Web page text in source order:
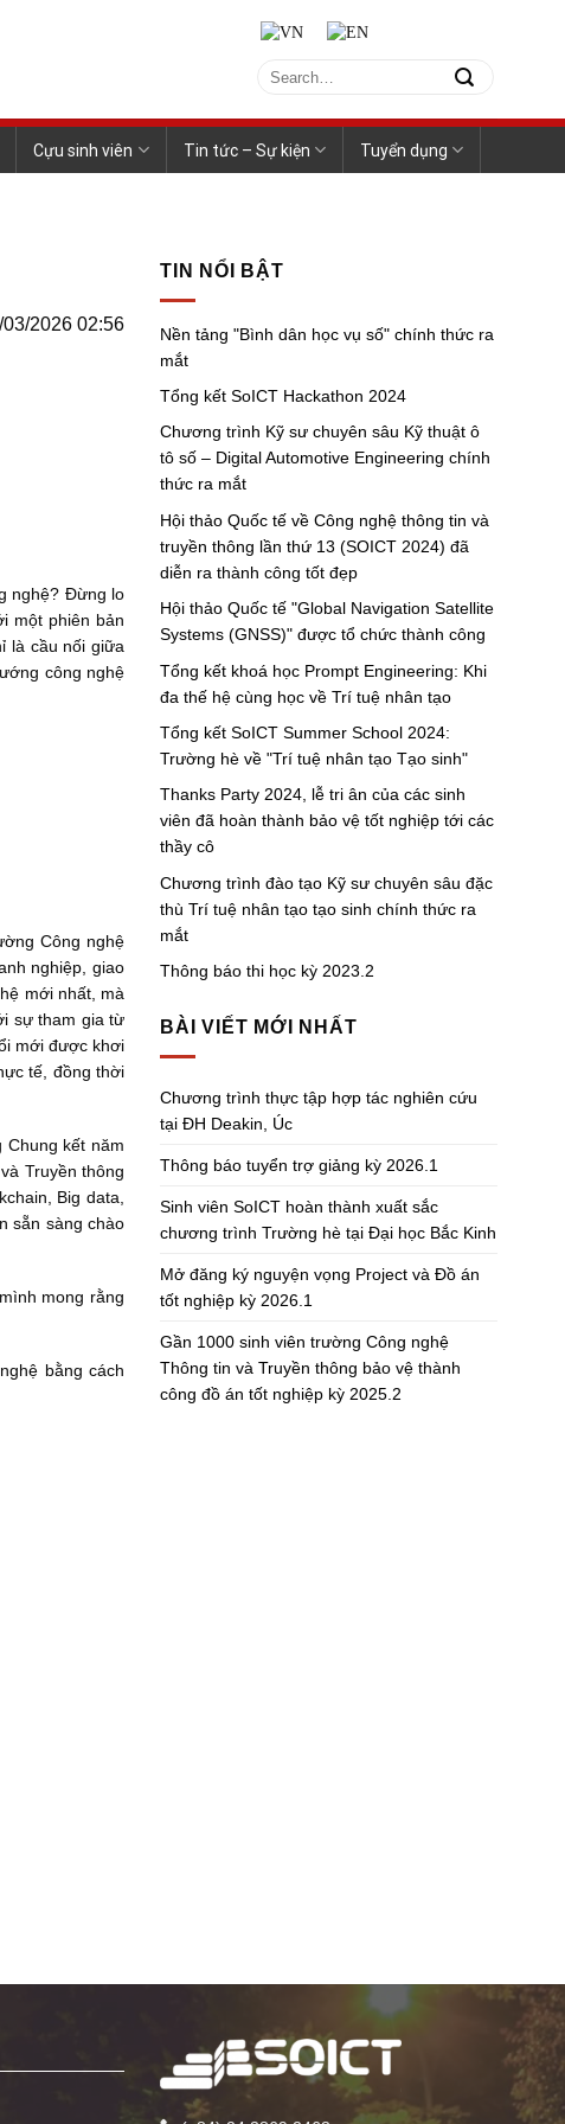
Cựu sinh viên Tin tức – Sự kiện Tuyển dụng
2026 02:56
nghệ? Đừng lo
một phiên bản
là cầu nối giữa
công nghệ
Công nghệ
nghiệp, giao
mới nhất, mà
sự tham gia từ
mới được khơi
tế, đồng thời
kết năm
Truyền thông
Big data,
sẵn sàng chào
mong rằng
bằng cách
TIN NỔI BẬT
Nền tảng "Bình dân học vụ số" chính thức ra
mắt
Tổng kết SoICT Hackathon 2024
Chương trình Kỹ sư chuyên sâu Kỹ thuật ô
tô số – Digital Automotive Engineering chính
thức ra mắt
Hội thảo Quốc tế về Công nghệ thông tin và
truyền thông lần thứ 13 (SOICT 2024) đã
diễn ra thành công tốt đẹp
Hội thảo Quốc tế "Global Navigation Satellite
Systems (GNSS)" được tổ chức thành công
Tổng kết khoá học Prompt Engineering: Khi
đa thế hệ cùng học về Trí tuệ nhân tạo
Tổng kết SoICT Summer School 2024:
Trường hè về "Trí tuệ nhân tạo Tạo sinh"
Thanks Party 2024, lễ tri ân của các sinh
viên đã hoàn thành bảo vệ tốt nghiệp tới các
thầy cô
Chương trình đào tạo Kỹ sư chuyên sâu đặc
thù Trí tuệ nhân tạo tạo sinh chính thức ra
mắt
Thông báo thi học kỳ 2023.2
BÀI VIẾT MỚI NHẤT
Chương trình thực tập hợp tác nghiên cứu
tại ĐH Deakin, Úc
Thông báo tuyển trợ giảng kỳ 2026.1
Sinh viên SoICT hoàn thành xuất sắc
chương trình Trường hè tại Đại học Bắc Kinh
Mở đăng ký nguyện vọng Project và Đồ án
tốt nghiệp kỳ 2026.1
Gần 1000 sinh viên trường Công nghệ
Thông tin và Truyền thông bảo vệ thành
công đồ án tốt nghiệp kỳ 2025.2